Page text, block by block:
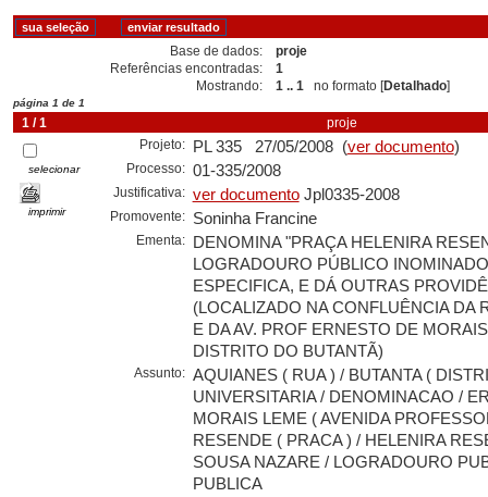
Base de dados:
proje
Referências encontradas:
1
Mostrando:
1 .. 1 no formato [Detalhado]
página 1 de 1
1 / 1 proje
selecionar
imprimir
Projeto: PL 335 27/05/2008 (ver documento)
Processo: 01-335/2008
Justificativa: ver documentoJpl0335-2008
Promovente: Soninha Francine
Ementa:
DENOMINA "PRAÇA HELENIRA
LOGRADOURO PÚBLICO
ESPECIFICA, E DÁ OUTRAS
(LOCALIZADO NA CONFLUÊNCIA DA
E DA AV. PROF ERNESTO DE
DISTRITO DO BUTANTÃ)
Assunto: AQUIANES ( RUA ) / BUTANTA (
UNIVERSITARIA / DENOMINACAO /
MORAIS LEME ( AVENIDA
RESENDE ( PRACA ) / HELENIRA
SOUSA NAZARE / LOGRADOURO
PUBLICA